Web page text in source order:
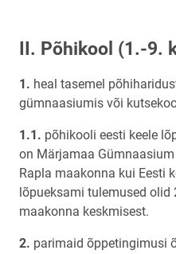
II. Põhikool (1.-9.
heal tasemel
gümnaasiumis või
põhikooli eesti keele
on Märjamaa
Rapla maakonna kui Eesti
lõpueksami tulemused olid
maakonna keskmisest.
parimaid õppetingimusi